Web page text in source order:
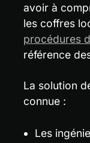
avoir à
les coffres
procédures
référence
La solution
connue :
Les